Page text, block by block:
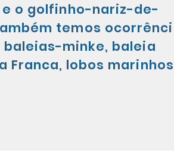
o golfinho-nariz-de-
temos ocorrência
baleias-minke, baleia
Franca, lobos marinhos;